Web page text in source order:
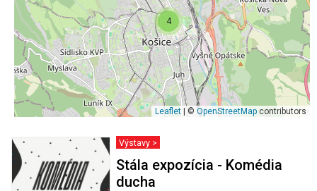
4
Leaflet | © OpenStreetMap contributors
Výstavy >
Stála expozícia - Komédia
ducha